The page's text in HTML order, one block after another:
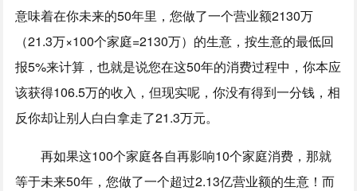
意味着在你未来的50年里，您做了一个营业额2130万
（21.3万×100个家庭=2130万）的生意，按生意的最低回
报5%来计算，也就是说您在这50年的消费过程中，你本应
该获得106.5万的收入，但现实呢，你没有得到一分钱，相
反你却让别人白白拿走了21.3万元。
再如果这100个家庭各自再影响10个家庭消费，那就
等于未来50年，您做了一个超过2.13亿营业额的生意！而